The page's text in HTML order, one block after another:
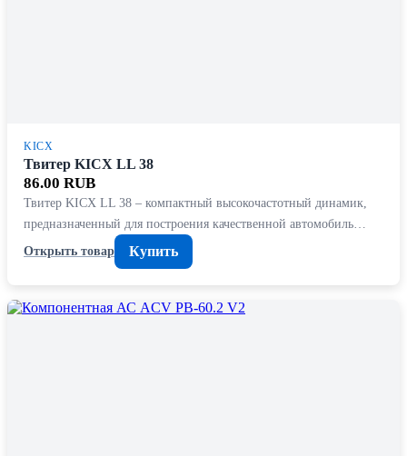
KICX
Твитер KICX LL 38
86.00 RUB
Твитер KICX LL 38 – компактный высокочастотный динамик,
предназначенный для построения качественной автомобиль…
Открыть товар
Купить